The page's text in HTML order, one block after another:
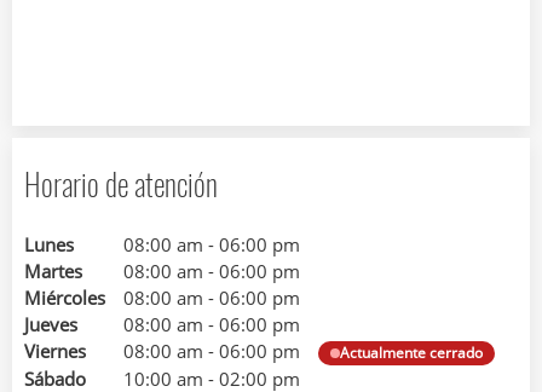
Horario de atención
Lunes 08:00 am - 06:00 pm
Martes
08:00 am - 06:00 pm
Miércoles
08:00 am - 06:00 pm
Jueves
08:00 am - 06:00 pm
Viernes
08:00 am - 06:00 pm Actualmente cerrado
Sábado 10:00 am - 02:00 pm